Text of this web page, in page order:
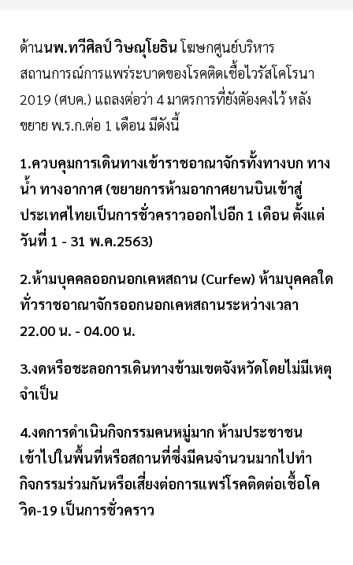
ด้านนพ.ทวีศิลป์ วิษณุโยธินโฆษกศูนย์บริหาร
สถานการณ์การแพร่ระบาดของโรคติดเชื้อไวรัสโคโรนา
2019 (ศบค.) แถลงต่อว่า 4 มาตรการที่ยังตัองคงไว้ หลัง
ขยาย พ.ร.ก.ต่อ 1 เดือน มีดังนี้
1.ควบคุมการเดินทางเข้าราชอาณาจักรทั้งทางบก ทาง
น้ำ ทางอากาศ (ขยายการห้ามอากาศยานบินเข้าสู่
ประเทศไทยเป็นการชั่วคราวออกไปอีก 1 เดือน ตั้งแต่
วันที่ 1 - 31 พ.ค.2563)
2.ห้ามบุคคลออกนอกเคหสถาน (Curfew) ห้ามบุคคลใด
ทั่วราชอาณาจักรออกนอกเคหสถานระหว่างเวลา
22.00 น. - 04.00 น.
3.งดหรือชะลอการเดินทางข้ามเขตจังหวัดโดยไม่มีเหตุ
จำเป็น
4.งดการดำเนินกิจกรรมคนหมู่มาก ห้ามประชาชน
เข้าไปในพื้นที่หรือสถานที่ซึ่งมีคนจำนวนมากไปทำ
กิจกรรมร่วมกันหรือเสี่ยงต่อการแพร่โรคติดต่อเชื้อโค
วิด-19 เป็นการชั่วคราว